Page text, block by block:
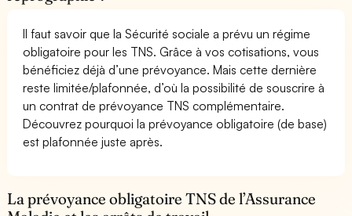
Il faut savoir que la Sécurité sociale a prévu un régime
obligatoire pour les TNS. Grâce à vos cotisations, vous
bénéficiez déjà d’une prévoyance. Mais cette dernière
reste limitée/plafonnée, d’où la possibilité de souscrire à
un contrat de prévoyance TNS complémentaire.
Découvrez pourquoi la prévoyance obligatoire (de base)
est plafonnée juste après.
La prévoyance obligatoire TNS de l’Assurance